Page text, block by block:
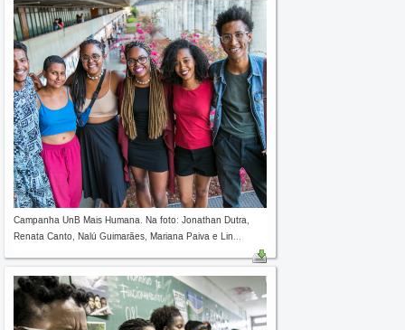
Campanha UnB Mais Humana. Na foto: Jonathan Dutra,
Renata Canto, Nalú Guimarães, Mariana Paiva e Lin...